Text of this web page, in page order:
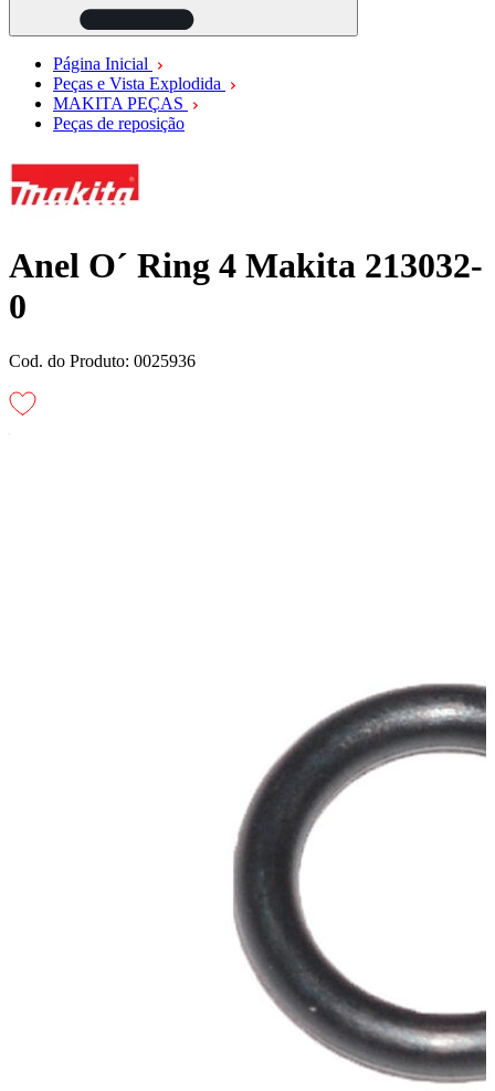
Página Inicial
Peças e Vista Explodida
MAKITA PEÇAS
Peças de reposição
Anel O´ Ring 4 Makita 213032-
0
Cod. do Produto: 0025936